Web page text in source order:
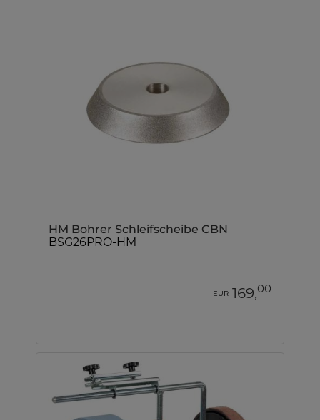
HM Bohrer Schleifscheibe CBN
BSG26PRO-HM
EUR 169,00